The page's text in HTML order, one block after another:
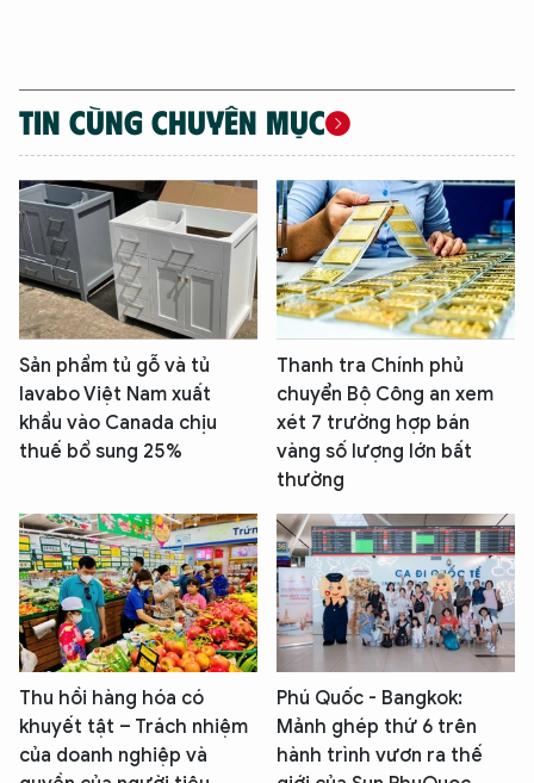
TIN CÙNG CHUYÊN MỤC
Sản phẩm tủ gỗ và tủ
lavabo Việt Nam xuất
khẩu vào Canada chịu
thuế bổ sung 25%
Thanh tra Chính phủ
chuyển Bộ Công an xem
xét 7 trường hợp bán
vàng số lượng lớn bất
thường
Thu hồi hàng hóa có
khuyết tật – Trách nhiệm
của doanh nghiệp và
Phú Quốc - Bangkok:
Mảnh ghép thứ 6 trên
hành trình vươn ra thế